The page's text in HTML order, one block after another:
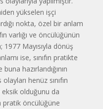
yükselen işçi
nokta, özel bir anlam
varlığı ve öncülüğünün
1977 Mayısıyla dönüş
ise, sınıfın pratikte
hazırlandığının
henüz sınıfın
eksik olduğunu da
pratik öncülüğüne